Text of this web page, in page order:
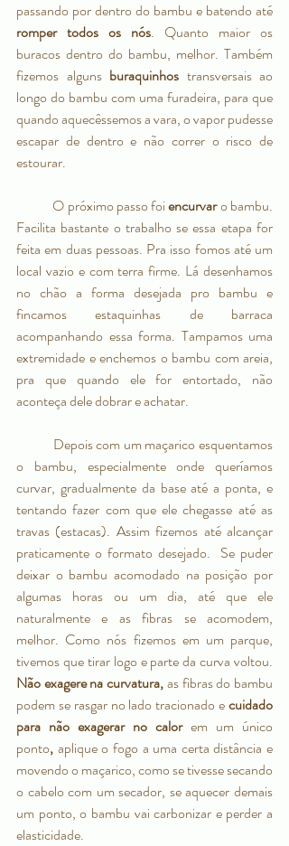
romper todos os nós. Quanto maior os
buracos dentro do bambu, melhor. Também
fizemos alguns buraquinhos transversais ao
longo do bambu com uma furadeira, para que
quando aquecêssemos a vara, o vapor pudesse
escapar de dentro e não correr o risco de
estourar.
O próximo passo foi encurvar o bambu.
Facilita bastante o trabalho se essa etapa for
feita em duas pessoas. Pra isso fomos até um
local vazio e com terra firme. Lá desenhamos
no chão a forma desejada pro bambu e
fincamos estaquinhas de barraca
acompanhando essa forma. Tampamos uma
extremidade e enchemos o bambu com areia,
pra que quando ele for entortado, não
aconteça dele dobrar e achatar.
o bambu, especialmente onde queríamos
curvar, gradualmente da base até a ponta, e
tentando fazer com que ele chegasse até as
travas (estacas). Assim fizemos até alcançar
praticamente o formato desejado.  Se puder
deixar o bambu acomodado na posição por
algumas horas ou um dia, até que ele
naturalmente e as fibras se acomodem,
melhor. Como nós fizemos em um parque,
Não exagere na curvatura, as fibras do bambu
podem se rasgar no lado tracionado e cuidado
para não exagerar no calor em um único
ponto, aplique o fogo a uma certa distância e
movendo o maçarico, como se tivesse secando
o cabelo com um secador, se aquecer demais
um ponto, o bambu vai carbonizar e perder a
elasticidade.